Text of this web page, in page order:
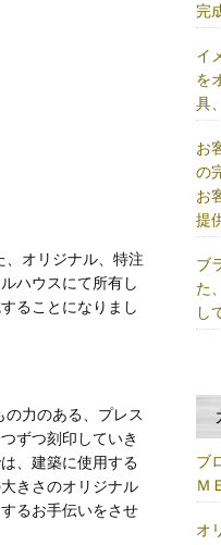
オリジナル、特注
ハウスにて所有し
ることになりまし
力のある、プレス
ずつ刻印していき
、建築に使用する
きさのオリジナル
るお手伝いをさせ
完
イ
を
具
お
の
お
提
ブ
た
し
ブ
Ｍ
オ